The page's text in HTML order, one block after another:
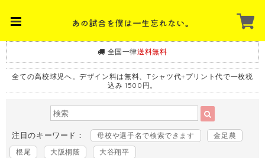
全国一律送料無料
全ての高校球児へ。デザイン料は無料、Tシャツ代+プリント代で一枚税
込み 1500円。
注目のキーワード： 母校や選手名で検索できます
金足農
根尾
大阪桐蔭 大谷翔平